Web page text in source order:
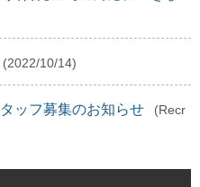
(2022/10/14)
ッフ募集のお知らせ
(Recr